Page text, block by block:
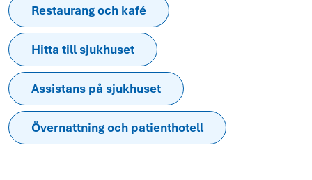
Restaurang och kafé
Hitta till sjukhuset
Assistans på sjukhuset
Övernattning och patienthotell